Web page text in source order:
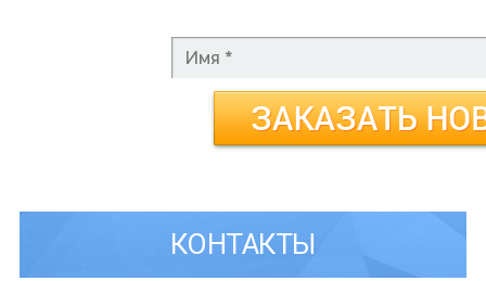
КОНТАКТЫ